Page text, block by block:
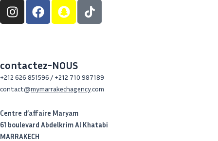
I
n
g
r
a
F
a
o
o
k
S
n
h
a
t
contactez-NOUS
+212 626 851596 / +212 710 987189
contact@mymarrakechagency.com
Centre d’affaire Maryam
61 boulevard Abdelkrim Al Khatabi
MARRAKECH